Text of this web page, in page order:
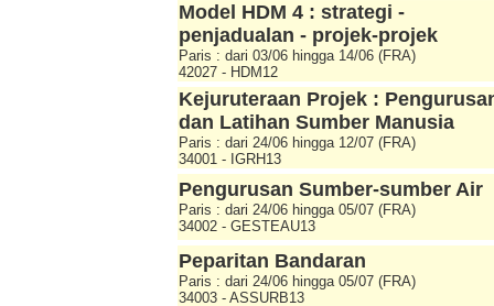
Model HDM 4 : strategi -
penjadualan - projek-projek
Paris : dari 03/06 hingga 14/06 (FRA)
42027 - HDM12
Kejuruteraan Projek :
dan Latihan Sumber Manusia
Paris : dari 24/06 hingga 12/07 (FRA)
34001 - IGRH13
Pengurusan Sumber-sumber Air
Paris : dari 24/06 hingga 05/07 (FRA)
34002 - GESTEAU13
Peparitan Bandaran
Paris : dari 24/06 hingga 05/07 (FRA)
34003 - ASSURB13